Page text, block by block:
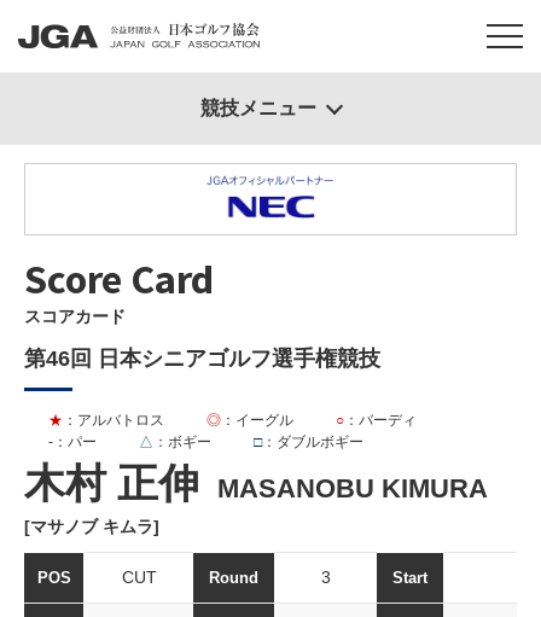
Score Card
スコアカード
第46回 日本シニアゴルフ選手権競技
木村 正伸 MASANOBU KIMURA
[マサノブ キムラ]
★ ：アルバトロス ◎ ：イーグル ○ ：バーディ
- ：パー △ ：ボギー □：ダブルボギー
POS CUT Round 3 Start
競技メニュー